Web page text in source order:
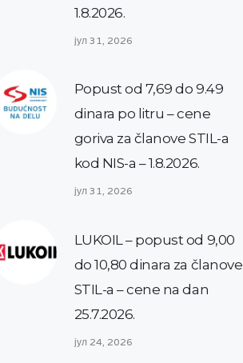
1.8.2026.
јул 31, 2026
Popust od 7,69 do 9.49
dinara po litru – cene
goriva za članove STIL-a
kod NIS-a – 1.8.2026.
јул 31, 2026
LUKOIL – popust od 9,00
do 10,80 dinara za članove
STIL-a – cene na dan
25.7.2026.
јул 24, 2026